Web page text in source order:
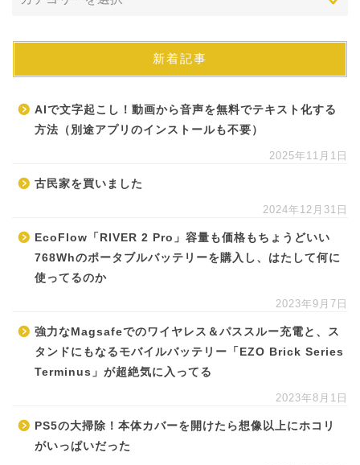
新着記事
AIで文字起こし！動画から音声を無料でテキスト化する
方法（別途アプリのインストールも不要）
2025年11月1日
古民家を買いました
2024年12月31日
EcoFlow「RIVER 2 Pro」容量も価格もちょうどいい
768Whのポータブルバッテリーを購入し、はたして何に
使ってるのか
2023年9月7日
強力なMagsafeでのワイヤレス＆パススルー充電と、ス
タンドにもなるモバイルバッテリー「EZO Brick Series
Terminus」が超絶気に入ってる
2023年8月1日
PS5の大掃除！本体カバーを開けたら想像以上にホコリ
がいっぱいだった